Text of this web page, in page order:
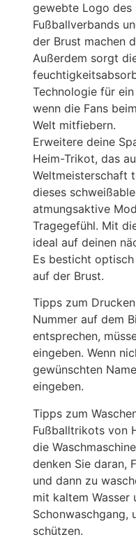
gewebte Logo des
Fußballverbands
der Brust machen
Außerdem sorgt
Technologie für
wenn die Fans
Welt mitfiebern.
Erweitere deine
Heim-Trikot, das
Weltmeisterschaft
dieses
atmungsaktive
Tragegefühl. Mit
ideal auf deinen
Es besticht
auf der Brust.
Tipps zum
Nummer auf dem
entsprechen,
eingeben. Wenn
gewünschten
eingeben.
Tipps zum
Fußballtrikots von
die
denken Sie daran,
und dann zu
mit kaltem Wasser
Schonwaschgang,
schützen.